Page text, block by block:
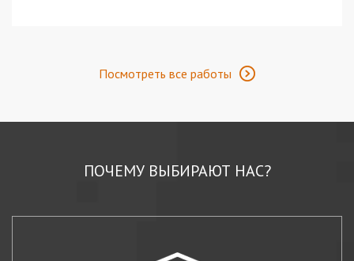
Посмотреть все работы
ПОЧЕМУ ВЫБИРАЮТ НАС?